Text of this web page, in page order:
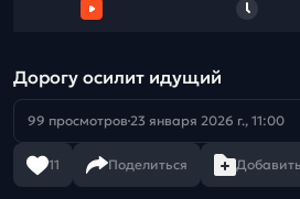
Дорогу осилит идущий
99 просмотров 23 января 2026 г., 11:00
11 Поделиться